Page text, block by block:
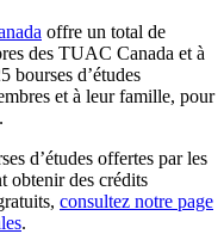
offre un total de
des TUAC Canada et à
bourses d’études
et à leur famille, pour
d’études offertes par les
obtenir des crédits
consultez notre page
.